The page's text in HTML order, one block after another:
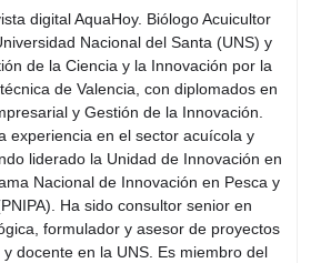
digital AquaHoy. Biólogo Acuicultor
Nacional del Santa (UNS) y
de la Ciencia y la Innovación por la
de Valencia, con diplomados en
y Gestión de la Innovación.
experiencia en el sector acuícola y
liderado la Unidad de Innovación en
Nacional de Innovación en Pesca y
Ha sido consultor senior en
formulador y asesor de proyectos
docente en la UNS. Es miembro del